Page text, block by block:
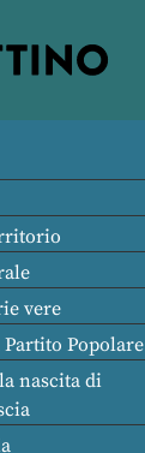
vere
Popolare
nascita di